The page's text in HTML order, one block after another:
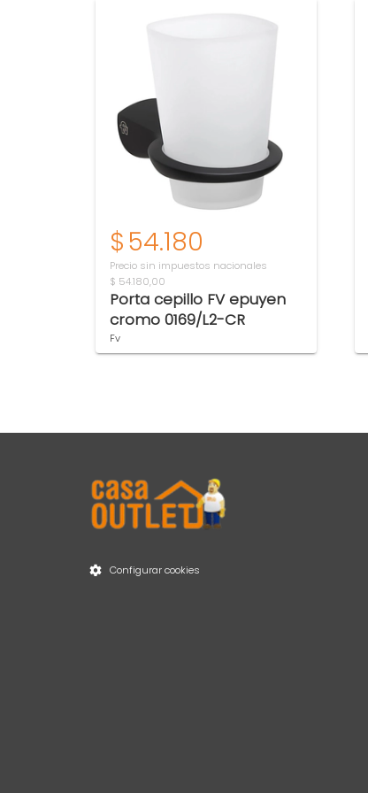
$54.180
Precio sin impuestos nacionales
$ 54.180,00
Porta cepillo FV epuyen
cromo 0169/L2-CR
Fv
Configurar cookies